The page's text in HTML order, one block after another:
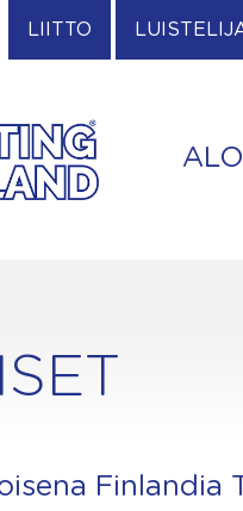
LIITTO
Finlandia